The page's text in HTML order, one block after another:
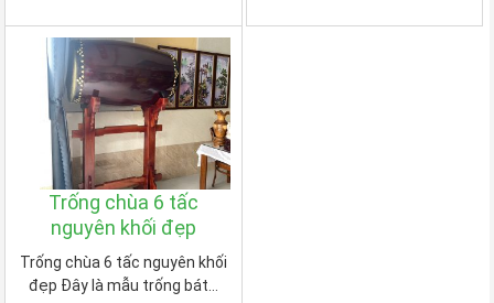
Trống chùa 6 tấc
nguyên khối đẹp
Trống chùa 6 tấc nguyên khối
đẹp Đây là mẫu trống bát…